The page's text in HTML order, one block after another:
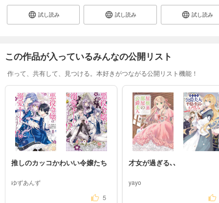
試し読み 試し読み 試し読み
この作品が入っているみんなの公開リスト
作って、共有して、見つける。本好きがつながる公開リスト機能！
推しのカッコかわいい令嬢たち
ゆずあんず
5
才女が過ぎる､､
yayo